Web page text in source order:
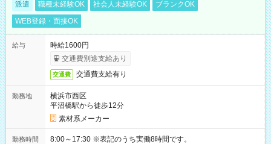
派遣 職種未経験OK 社会人未経験OK
ブランクOK
WEB登録・面接OK
給与
時給1600円
交通費別途支給あり
交通費 交通費支給有り
勤務地
横浜市西区
平沼橋駅から徒歩12分
素材系メーカー
勤務時間 8:00～17:30 ※表記のうち実働8時間です。